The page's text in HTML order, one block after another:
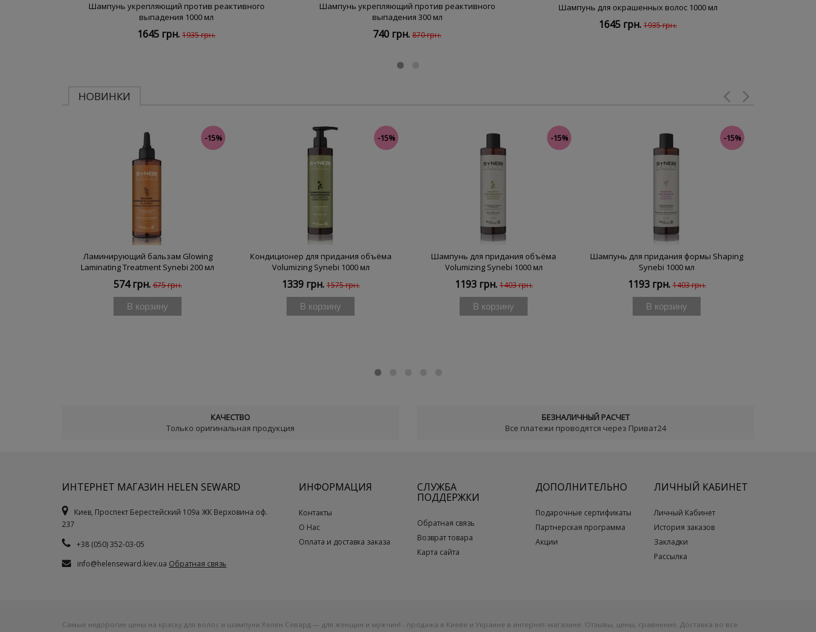
Шампунь укрепляющий против реактивного
выпадения 1000 мл
1645 грн. 1935 грн.
Шампунь укрепляющий против реактивного
выпадения 300 мл
740 грн. 870 грн.
Шампунь для окрашенных волос 1000 мл
1645 грн. 1935 грн.
НОВИНКИ
Ламинирующий бальзам Glowing
Laminating Treatment Synebi 200 мл
574 грн. 675 грн.
-15%
В корзину
Кондиционер для придания объёма
Volumizing Synebi 1000 мл
1339 грн. 1575 грн.
-15%
В корзину
Шампунь для придания объёма
Volumizing Synebi 1000 мл
1193 грн. 1403 грн.
-15%
В корзину
Шампунь для придания формы Shaping
Synebi 1000 мл
1193 грн. 1403 грн.
-15%
В корзину
КАЧЕСТВО
Только оригинальная продукция
БЕЗНАЛИЧНЫЙ РАСЧЕТ
Все платежи проводятся через Приват24
ИНТЕРНЕТ МАГАЗИН HELEN SEWARD
Киев, Проспект Берестейский 109а ЖК Верховина оф.
237
+38 (050) 352-03-05
info@helenseward.kiev.ua Обратная связь
ИНФОРМАЦИЯ
Контакты
О Нас
Оплата и доставка заказа
СЛУЖБА
ПОДДЕРЖКИ
Обратная связь
Возврат товара
Карта сайта
ДОПОЛНИТЕЛЬНО
Подарочные сертификаты
Партнерская программа
Акции
ЛИЧНЫЙ КАБИНЕТ
Личный Кабинет
История заказов
Закладки
Рассылка
Самые недорогие цены на краску для волос и шампуни Хелен Севард — для женщин и мужчин! - продажа в Киеве и Украине в интернет-магазине. Отзывы, цены, сравнение. Доставка во все